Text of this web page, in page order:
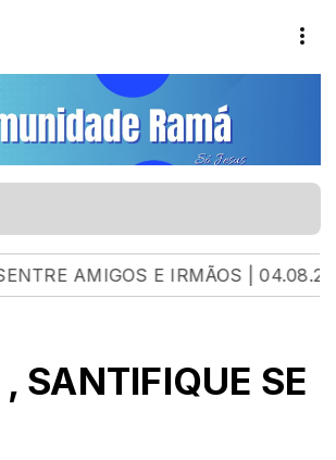
E IRMÃOS | 04.08.26 |
SANTIFIQUE SE